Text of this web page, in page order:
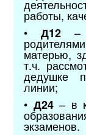
работы,
•Д12 –
матерью,
т.ч.
дедушке
линии;
• Д24– в
экзаменов.